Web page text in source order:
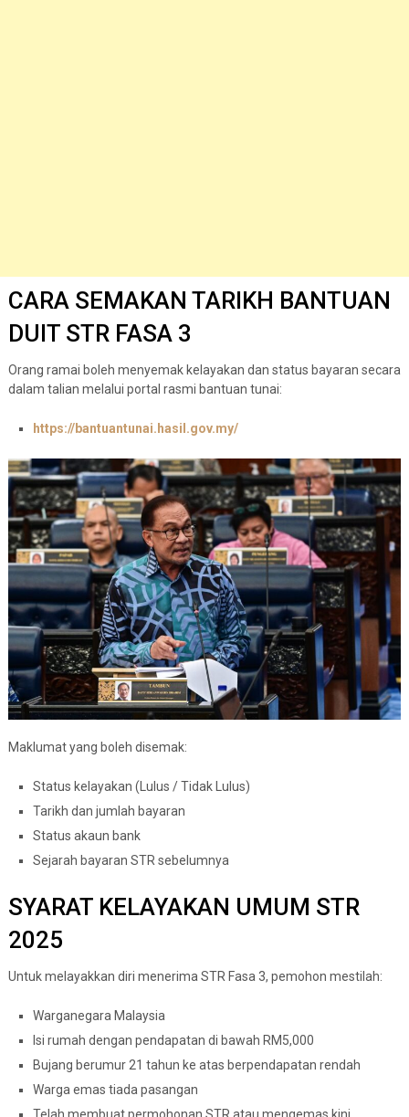
CARA SEMAKAN TARIKH BANTUAN
DUIT STR FASA 3
Orang ramai boleh menyemak kelayakan dan status bayaran secara
dalam talian melalui portal rasmi bantuan tunai:
https://bantuantunai.hasil.gov.my/
Maklumat yang boleh disemak:
Status kelayakan (Lulus / Tidak Lulus)
Tarikh dan jumlah bayaran
Status akaun bank
Sejarah bayaran STR sebelumnya
SYARAT KELAYAKAN UMUM STR
2025
Untuk melayakkan diri menerima STR Fasa 3, pemohon mestilah:
Warganegara Malaysia
Isi rumah dengan pendapatan di bawah RM5,000
Bujang berumur 21 tahun ke atas berpendapatan rendah
Warga emas tiada pasangan
Telah membuat permohonan STR atau mengemas kini